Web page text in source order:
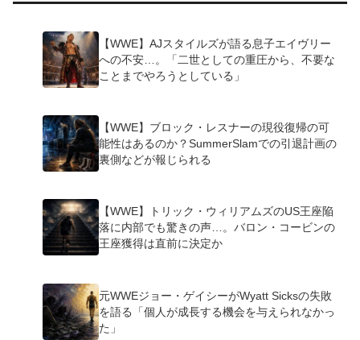
【WWE】AJスタイルズが語る息子エイヴリー
への不安…。「二世としての重圧から、不要な
ことまでやろうとしている」
【WWE】ブロック・レスナーの現役復帰の可
能性はあるのか？SummerSlamでの引退計画の
裏側などが報じられる
【WWE】トリック・ウィリアムズのUS王座陥
落に内部でも驚きの声…。バロン・コービンの
王座獲得は直前に決定か
元WWEジョー・ゲイシーがWyatt Sicksの失敗
を語る「個人が成長する機会を与えられなかっ
た」